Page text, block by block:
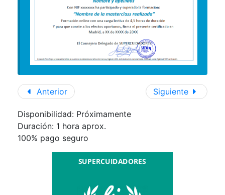
Anterior Siguiente
Disponibilidad: Próximamente
Duración: 1 hora aprox.
100% pago seguro